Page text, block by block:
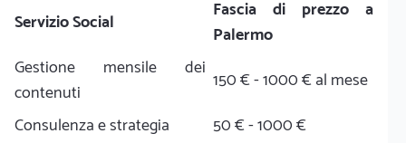
Servizio Social
Fascia di prezzo a
Palermo
Gestione mensile dei
contenuti
150 € - 1000 € al mese
Consulenza e strategia
50 € - 1000 €